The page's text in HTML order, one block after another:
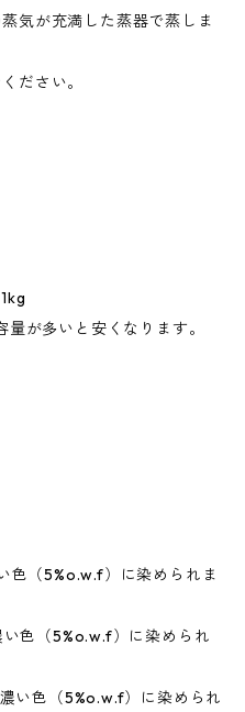
気が充満した蒸器で蒸しま
ださい。
が多いと安くなります。
（5%o.w.f）に染められま
色（5%o.w.f）に染められ
い色（5%o.w.f）に染められ